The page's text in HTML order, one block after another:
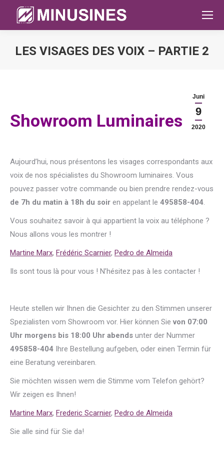
LES VISAGES DES VOIX – PARTIE 2
Juni
9
2020
Showroom Luminaires
Aujourd’hui, nous présentons les visages correspondants aux
voix de nos spécialistes du Showroom luminaires. Vous
pouvez passer votre commande ou bien prendre rendez-vous
de 7h du matin à 18h du soir en appelant le 495858-404.
Vous souhaitez savoir à qui appartient la voix au téléphone ?
Nous allons vous les montrer !
Martine Marx, Frédéric Scarnier, Pedro de Almeida
Ils sont tous là pour vous ! N’hésitez pas à les contacter !
Heute stellen wir Ihnen die Gesichter zu den Stimmen unserer
Spezialisten vom Showroom vor. Hier können Sie von 07:00
Uhr morgens bis 18:00 Uhr abends unter der Nummer
495858-404 Ihre Bestellung aufgeben, oder einen Termin für
eine Beratung vereinbaren.
Sie möchten wissen wem die Stimme vom Telefon gehört?
Wir zeigen es Ihnen!
Martine Marx, Frederic Scarnier, Pedro de Almeida
Sie alle sind für Sie da!